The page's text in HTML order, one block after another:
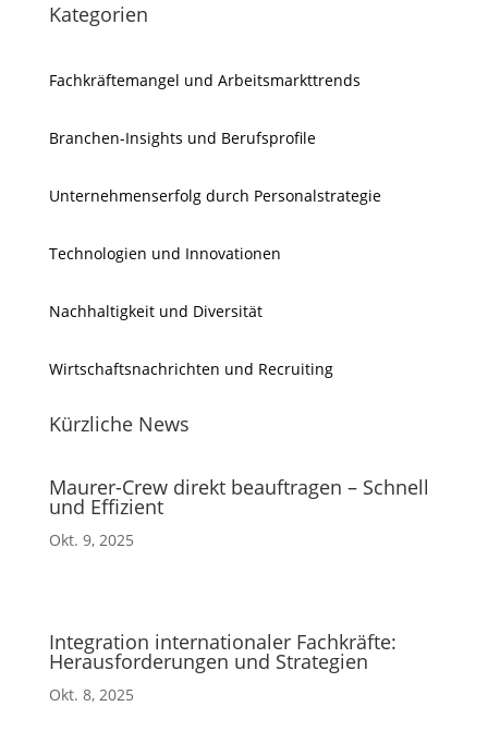
Kategorien
Fachkräftemangel und Arbeitsmarkttrends
Branchen-Insights und Berufsprofile
Unternehmenserfolg durch Personalstrategie
Technologien und Innovationen
Nachhaltigkeit und Diversität
Wirtschaftsnachrichten und Recruiting
Kürzliche News
Maurer-Crew direkt beauftragen – Schnell
und Effizient
Okt. 9, 2025
Integration internationaler Fachkräfte:
Herausforderungen und Strategien
Okt. 8, 2025